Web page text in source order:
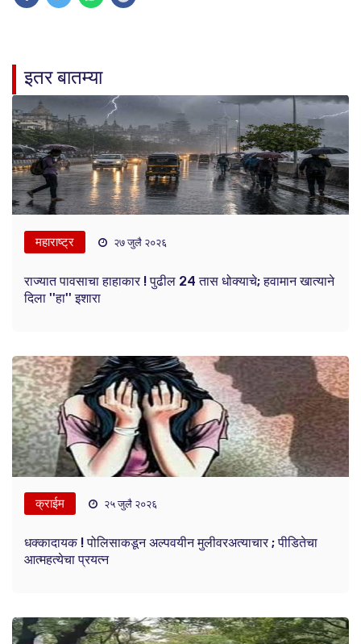
इतर बातम्या
महाराष्ट्र २७ जुलै २०२६
राज्यात पावसाचा हाहाकार ! पुढील 24 तास धोक्याचे; हवामान खात्याने
दिला ''हा'' इशारा
क्राईम २५ जुलै २०२६
धक्कादायक ! पोलिसाकडून अल्पवयीन मुलीवरअत्याचार ; पीडितेचा
आत्महत्येचा प्रयत्न